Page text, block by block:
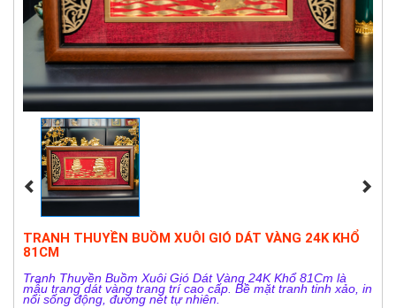
TRANH THUYỀN BUỒM XUÔI GIÓ DÁT VÀNG 24K KHỔ
81CM
Tranh Thuyền Buồm Xuôi Gió Dát Vàng 24K Khổ 81Cm là
mẫu trang dát vàng trang trí cao cấp. Bề mặt tranh tinh xảo, in
nổi sống động, đường nét tự nhiên.